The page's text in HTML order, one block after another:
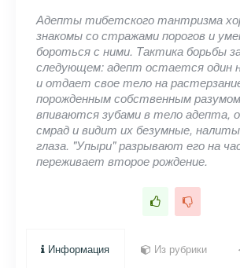
Адепты тибетского тантризма
знакомы со стражами порогов и
бороться с ними. Тактика борьбы
следующем: адепт остается один
и отдает свое тело на
порожденным собственным
впиваются зубами в тело адепта,
смрад и видит их безумные,
глаза. "Упыри" разрывают его на
переживает второе рождение.
Информация Из рубрики